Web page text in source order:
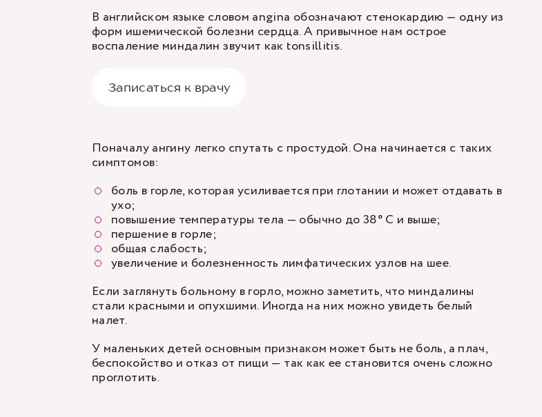
В английском языке словом angina обозначают стенокардию — одну из
форм ишемической болезни сердца. А привычное нам острое
воспаление миндалин звучит как tonsillitis.
Записаться к врачу
Поначалу ангину легко спутать с простудой. Она начинается с таких
симптомов:
боль в горле, которая усиливается при глотании и может отдавать в
ухо;
повышение температуры тела — обычно до 38° C и выше;
першение в горле;
общая слабость;
увеличение и болезненность лимфатических узлов на шее.
Если заглянуть больному в горло, можно заметить, что миндалины
стали красными и опухшими. Иногда на них можно увидеть белый
налет.
У маленьких детей основным признаком может быть не боль, а плач,
беспокойство и отказ от пищи — так как ее становится очень сложно
проглотить.